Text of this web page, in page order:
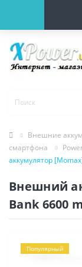
Внешние
смартфона
аккумулятор
Внешний
Bank 6600
Популярный